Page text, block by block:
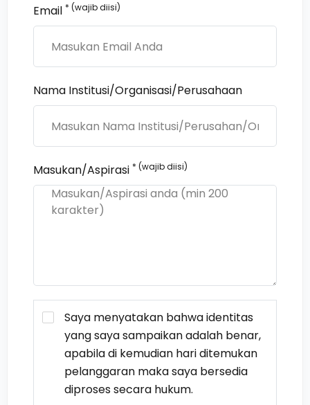
Email * (wajib diisi)
Nama Institusi/Organisasi/Perusahaan
Masukan/Aspirasi * (wajib diisi)
Saya menyatakan bahwa identitas
yang saya sampaikan adalah benar,
apabila di kemudian hari ditemukan
pelanggaran maka saya bersedia
diproses secara hukum.